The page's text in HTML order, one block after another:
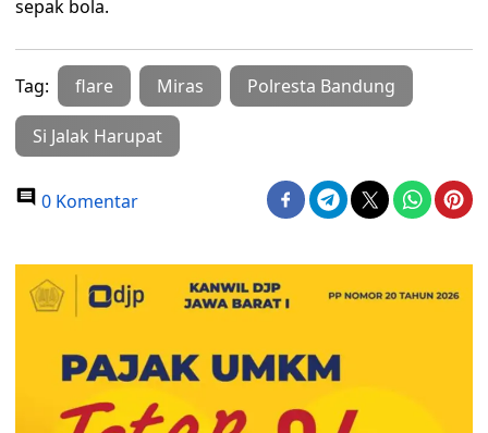
sepak bola.
Tag: flare Miras Polresta Bandung
Si Jalak Harupat
0 Komentar